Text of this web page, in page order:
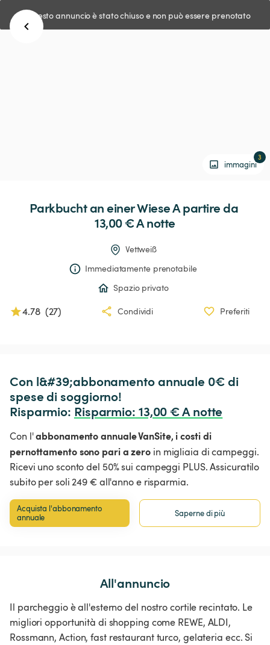
Questo annuncio è stato chiuso e non può essere prenotato
immagini
3
ParkbuchtaneinerWiese A partire da
13,00 € A notte
Vettweiß
Immediatamente prenotabile
Spazio privato
4.78 (27) Condividi Preferiti
Con l&#39;abbonamento annuale 0€ di
spese di soggiorno!
Risparmio: Risparmio: 13,00 € A notte
Con l'abbonamento annuale VanSite, i costi di
pernottamento sono pari a zero in migliaia di campeggi.
Ricevi uno sconto del 50% sui campeggi PLUS. Assicuratilo
subito per soli 249 € all'anno e risparmia.
Acquista l'abbonamento
annuale
Saperne di più
All'annuncio
Il parcheggio è all'esterno del nostro cortile recintato. Le
migliori opportunità di shopping come REWE, ALDI,
Rossmann, Action, fast restaurant turco, gelateria ecc. Si